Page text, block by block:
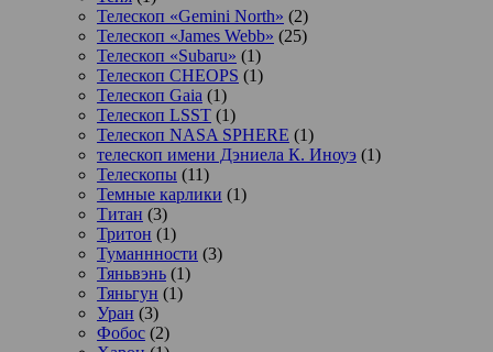
Телескоп «Gemini North» (2)
Телескоп «James Webb» (25)
Телескоп «Subaru» (1)
Телескоп CHEOPS (1)
Телескоп Gaia (1)
Телескоп LSST (1)
Телескоп NASA SPHERE (1)
телескоп имени Дэниела К. Иноуэ (1)
Телескопы (11)
Темные карлики (1)
Титан (3)
Тритон (1)
Туманнности (3)
Тяньвэнь (1)
Тяньгун (1)
Уран (3)
Фобос (2)